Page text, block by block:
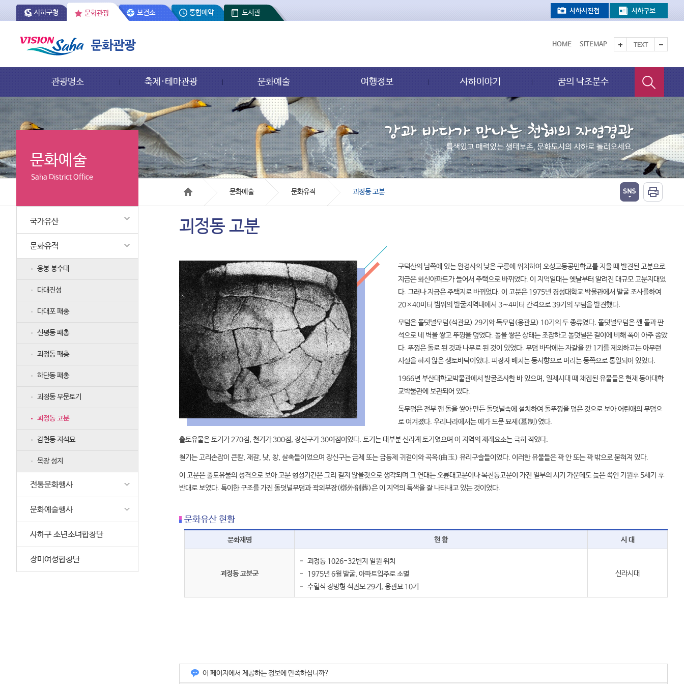
사하구청 문화관광 보건소 통합예약 도서관
HOME SITEMAP TEXT
관광명소 축제·테마관광 문화예술 여행정보 사하이야기 꿈의 낙조분수
문화예술
Saha District Office
국가유산
문화유적
응봉 봉수대
다대진성
다대포 패총
신평동 패총
괴정동 패총
하단동 패총
괴정동 무문토기
괴정동 고분
감천동 지석묘
목장 성지
전통문화행사
문화예술행사
사하구 소년소녀합창단
장미여성합창단
문화예술 문화유적 괴정동 고분
괴정동 고분
구덕산의 남쪽에 있는 완경사의 낮은 구릉에 위치하여 오성고등공민학교를 지을 때 발견된 고분으로
지금은 화신아파트가 들어서 주택으로 바뀌었다. 이 지역일대는 옛날부터 알려진 대규모 고분지대였
다. 그러나 지금은 주택지로 바뀌었다. 이 고분은 1975년 경성대학교 박물관에서 발굴 조사를하여
20×40미터 범위의 발굴지역내에서 3∼4미터 간격으로 39기의 무덤을 발견했다.
무덤은 돌덧널무덤(석관묘) 29기와 독무덤(옹관묘) 10기의 두 종류였다. 돌덧널무덤은 깬 돌과 판
석으로 네 벽을 쌓고 뚜껑을 덮었다. 돌을 쌓은 상태는 조잡하고 돌덧널은 길이에 비해 폭이 아주 좁았
다. 뚜껑은 돌로 된 것과 나무로 된 것이 있었다. 무덤 바닥에는 자갈을 깐 1기를 제외하고는 아무런
시설을 하지 않은 생토바닥이었다. 피장자 배치는 동서향으로 머리는 동쪽으로 통일되어 있었다.
1966년 부산대학교박물관에서 발굴조사한 바 있으며, 일제시대 때 채집된 유물들은 현재 동아대학
교박물관에 보관되어 있다.
독무덤은 전부 깬 돌을 쌓아 만든 돌덧널속에 설치하여 돌뚜껑을 덮은 것으로 보아 어린애의 무덤으
로 여겨졌다. 우리나라에서는 예가 드문 묘제(墓制)였다.
출토유물은 토기가 270점, 철기가 300점, 장신구가 30여점이었다. 토기는 대부분 신라계 토기였으며 이 지역의 재래요소는 극히 적었다.
철기는 고리손잡이 큰칼, 재갈, 낫, 창, 살촉들이었으며 장신구는 금제 또는 금동제 귀걸이와 곡옥(曲玉) 유리구슬들이었다. 이러한 유물들은 곽 안 또는 곽 밖으로 묻혀져 있다.
이 고분은 출토유물의 성격으로 보아 고분 형성기간은 그리 길지 않을것으로 생각되며 그 연대는 오륜대고분이나 복천동고분이 가진 일부의 시기 가운데도 늦은 쪽인 기원후 5세기 후
반대로 보였다. 특이한 구조를 가진 돌덧널무덤과 곽외부장(槨外剖葬)은 이 지역의 특색을 잘 나타내고 있는 것이었다.
문화유산 현황
문화재명 현 황 시 대
괴정동 고분군
괴정동 1026-32번지 일원 위치
1975년 6월 발굴, 아파트입주로 소멸
수혈식 장방형 석관모 29기, 옹관묘 10기
신라시대
이 페이지에서 제공하는 정보에 만족하십니까?